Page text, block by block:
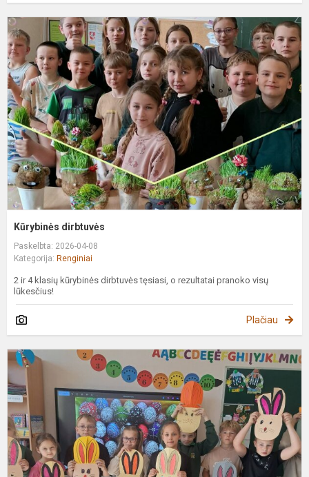
Kūrybinės dirbtuvės
Paskelbta: 2026-04-08
Kategorija: Renginiai
2 ir 4 klasių kūrybinės dirbtuvės tęsiasi, o rezultatai pranoko visų
lūkesčius!
Plačiau